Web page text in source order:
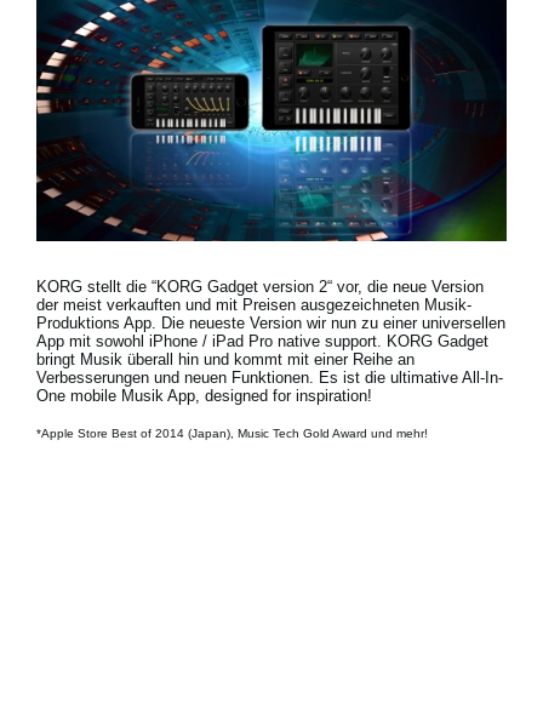
Über KORG
KORG stellt die “KORG Gadget version 2“ vor, die neue Version
der meist verkauften und mit Preisen ausgezeichneten Musik-
Produktions App. Die neueste Version wir nun zu einer universellen
App mit sowohl iPhone / iPad Pro native support. KORG Gadget
bringt Musik überall hin und kommt mit einer Reihe an
Verbesserungen und neuen Funktionen. Es ist die ultimative All-In-
One mobile Musik App, designed for inspiration!
*Apple Store Best of 2014 (Japan), Music Tech Gold Award und mehr!